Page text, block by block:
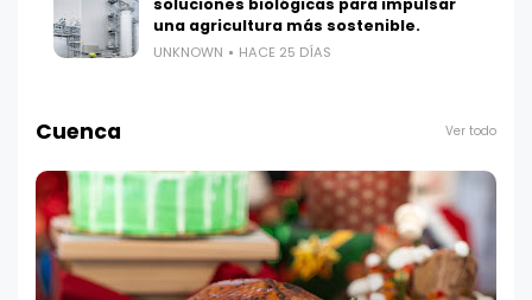
soluciones biológicas para impulsar
una agricultura más sostenible.
UNKNOWN HACE 25 DÍAS
Cuenca Ver todo